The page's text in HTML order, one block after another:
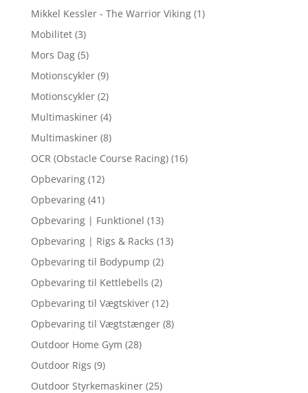
Mikkel Kessler - The Warrior Viking (1)
Mobilitet (3)
Mors Dag (5)
Motionscykler (9)
Motionscykler (2)
Multimaskiner (4)
Multimaskiner (8)
OCR (Obstacle Course Racing) (16)
Opbevaring (12)
Opbevaring (41)
Opbevaring | Funktionel (13)
Opbevaring | Rigs & Racks (13)
Opbevaring til Bodypump (2)
Opbevaring til Kettlebells (2)
Opbevaring til Vægtskiver (12)
Opbevaring til Vægtstænger (8)
Outdoor Home Gym (28)
Outdoor Rigs (9)
Outdoor Styrkemaskiner (25)